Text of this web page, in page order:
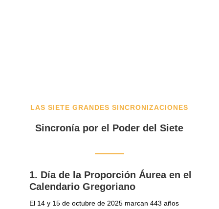
LAS SIETE GRANDES SINCRONIZACIONES
Sincronía por el Poder del Siete
1. Día de la Proporción Áurea en el
Calendario Gregoriano
El 14 y 15 de octubre de 2025 marcan 443 años